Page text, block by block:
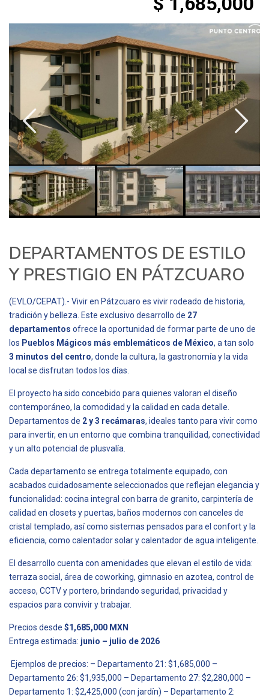
DEPARTAMENTOS DE ESTILO
Y PRESTIGIO EN PÁTZCUARO
(EVLO/CEPAT).- Vivir en Pátzcuaro es vivir rodeado de historia,
tradición y belleza. Este exclusivo desarrollo de 27
departamentos ofrece la oportunidad de formar parte de uno de
los Pueblos Mágicos más emblemáticos de México, a tan solo
3 minutos del centro, donde la cultura, la gastronomía y la vida
local se disfrutan todos los días.
El proyecto ha sido concebido para quienes valoran el diseño
contemporáneo, la comodidad y la calidad en cada detalle.
Departamentos de 2 y 3 recámaras, ideales tanto para vivir como
para invertir, en un entorno que combina tranquilidad, conectividad
y un alto potencial de plusvalía.
Cada departamento se entrega totalmente equipado, con
acabados cuidadosamente seleccionados que reflejan elegancia y
funcionalidad: cocina integral con barra de granito, carpintería de
calidad en closets y puertas, baños modernos con canceles de
cristal templado, así como sistemas pensados para el confort y la
eficiencia, como calentador solar y calentador de agua inteligente.
El desarrollo cuenta con amenidades que elevan el estilo de vida:
terraza social, área de coworking, gimnasio en azotea, control de
acceso, CCTV y portero, brindando seguridad, privacidad y
espacios para convivir y trabajar.
Precios desde $1,685,000 MXN
Entrega estimada: junio – julio de 2026
Ejemplos de precios: – Departamento 21: $1,685,000 –
Departamento 26: $1,935,000 – Departamento 27: $2,280,000 –
Departamento 1: $2,425,000 (con jardín) – Departamento 2: